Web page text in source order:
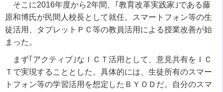
そこに2016年度から2年間、｢教育改革実践家｣である藤
原和博氏が民間人校長として就任。スマートフォン等の生
徒活用、タブレットＰＣ等の教員活用による授業改善が始
まった。
まず｢アクティブ｣なＩＣＴ活用として、意見共有をＩＣ
Ｔで実現することとした。具体的には、生徒所有のスマー
トフォン等の学習活用を想定したＢＹＯＤだ。自分のスマ